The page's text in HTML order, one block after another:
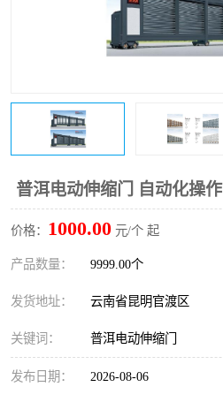
普洱电动伸缩门 自动化操作
价格： 1000.00 元/个 起
产品数量： 9999.00个
发货地址： 云南省昆明官渡区
关键词： 普洱电动伸缩门
发布日期： 2026-08-06